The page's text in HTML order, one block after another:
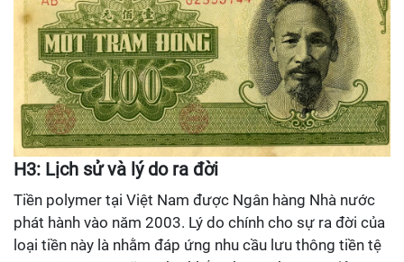
H3: Lịch sử và lý do ra đời
Tiền polymer tại Việt Nam được Ngân hàng Nhà nước
phát hành vào năm 2003. Lý do chính cho sự ra đời của
loại tiền này là nhằm đáp ứng nhu cầu lưu thông tiền tệ